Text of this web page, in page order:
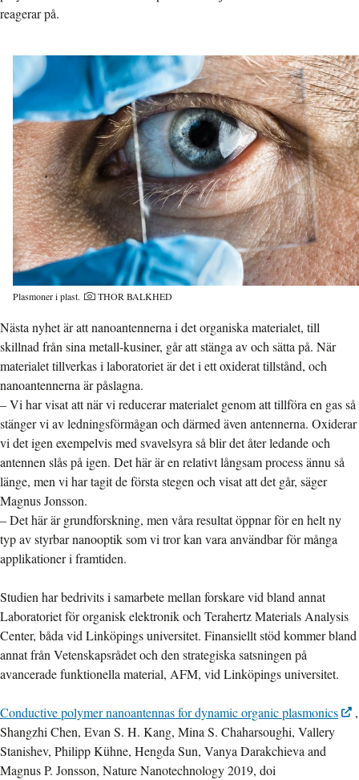
reagerar på.
Plasmoner i plast. THOR BALKHED
Nästa nyhet är att nanoantennerna i det organiska materialet, till
skillnad från sina metall-kusiner, går att stänga av och sätta på. När
materialet tillverkas i laboratoriet är det i ett oxiderat tillstånd, och
nanoantennerna är påslagna.
– Vi har visat att när vi reducerar materialet genom att tillföra en gas så
stänger vi av ledningsförmågan och därmed även antennerna. Oxiderar
vi det igen exempelvis med svavelsyra så blir det åter ledande och
antennen slås på igen. Det här är en relativt långsam process ännu så
länge, men vi har tagit de första stegen och visat att det går, säger
Magnus Jonsson.
– Det här är grundforskning, men våra resultat öppnar för en helt ny
typ av styrbar nanooptik som vi tror kan vara användbar för många
applikationer i framtiden.
Studien har bedrivits i samarbete mellan forskare vid bland annat
Laboratoriet för organisk elektronik och Terahertz Materials Analysis
Center, båda vid Linköpings universitet. Finansiellt stöd kommer bland
annat från Vetenskapsrådet och den strategiska satsningen på
avancerade funktionella material, AFM, vid Linköpings universitet.
Conductive polymer nanoantennas for dynamic organic plasmonics
,
Shangzhi Chen, Evan S. H. Kang, Mina S. Chaharsoughi, Vallery
Stanishev, Philipp Kühne, Hengda Sun, Vanya Darakchieva and
Magnus P. Jonsson, Nature Nanotechnology 2019, doi